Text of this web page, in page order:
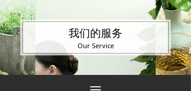
我们的服务
Our Service